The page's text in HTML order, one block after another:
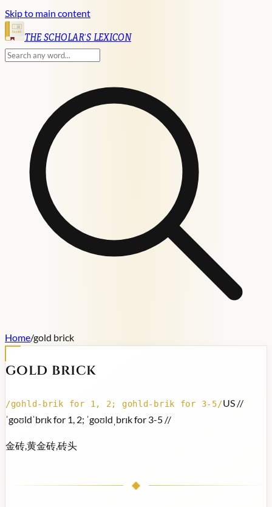
Skip to main content
English
THE SCHOLAR'S LEXICON
Home/gold brick
gold brick
/gohld-brik for 1, 2; gohld-brik for 3-5/US //
ˈgoʊldˈbrɪk for 1, 2; ˈgoʊldˌbrɪk for 3-5 //
金砖,黄金砖,砖头